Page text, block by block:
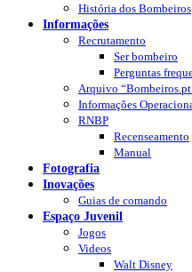
História dos Bombeiros
Informações
Recrutamento
Ser bombeiro
Perguntas
Arquivo
Informações
RNBP
Recenseamento
Manual
Fotografia
Inovações
Guias de comando
Espaço Juvenil
Jogos
Videos
Walt Disney